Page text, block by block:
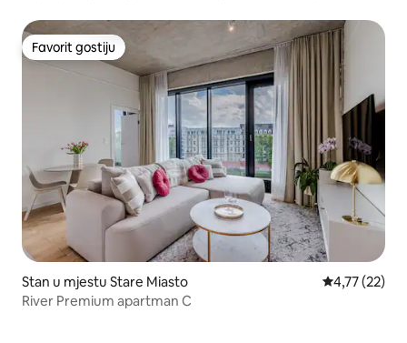
Favorit gostiju
Favorit gostiju
Stan u mjestu Stare Miasto prosječna
4,77 (22)
River Premium apartman C